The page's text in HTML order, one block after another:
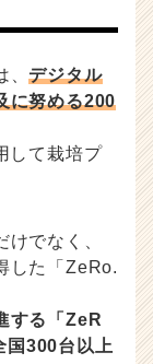
、デジタル
に努める200
して栽培プ
でなく、
した「ZeRo.
する「ZeR
国300台以上